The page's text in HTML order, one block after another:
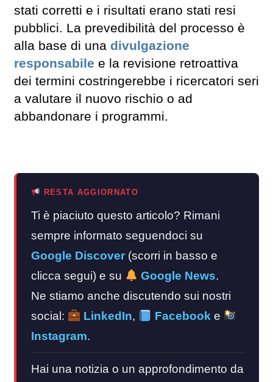
stati corretti e i risultati erano stati resi
pubblici. La prevedibilità del processo è
alla base di una divulgazione
responsabile e la revisione retroattiva
dei termini costringerebbe i ricercatori seri
a valutare il nuovo rischio o ad
abbandonare i programmi.
RESTA AGGIORNATO
Ti è piaciuto questo articolo? Rimani
sempre informato seguendoci su
Google Discover (scorri in basso e
clicca segui) e su
Google News.
Ne stiamo anche discutendo sui nostri
social:
LinkedIn, Facebooke
Instagram.
Hai una notizia o un approfondimento da